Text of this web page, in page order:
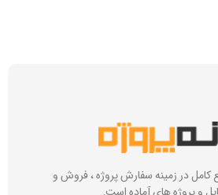
کامل در زمینه سفارش پروژه ، فروش و
و پروژه های آماده است.